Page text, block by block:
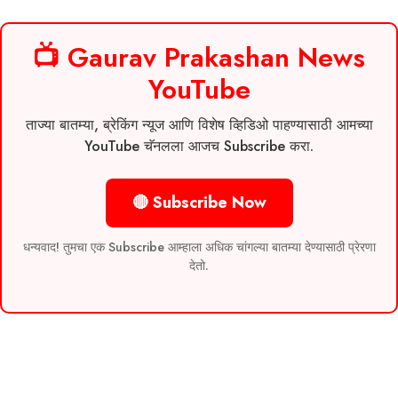
📺 Gaurav Prakashan News
YouTube
ताज्या बातम्या, ब्रेकिंग न्यूज आणि विशेष व्हिडिओ पाहण्यासाठी आमच्या
YouTube चॅनलला आजच Subscribe करा.
🔴 Subscribe Now
धन्यवाद! तुमचा एक Subscribe आम्हाला अधिक चांगल्या बातम्या देण्यासाठी प्रेरणा
देतो.